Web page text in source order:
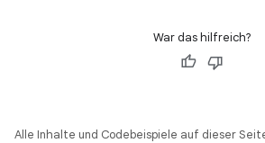
War das hilfreich?
Alle Inhalte und Codebeispiele auf dieser